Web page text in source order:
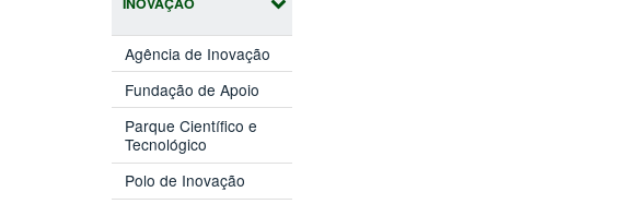
Agência de Inovação
em
janela)
Fundação de Apoio
em
Parque Científico e
Tecnológico
em
nova
janela)
Polo de Inovação
em